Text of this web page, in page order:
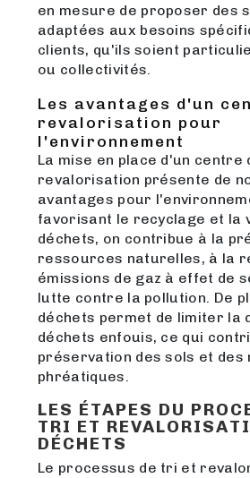
en mesure de proposer des
adaptées aux besoins
clients, qu'ils soient
ou collectivités.
Les avantages d'un
revalorisation pour
l'environnement
La mise en place d'un centre
revalorisation présente de
avantages pour
favorisant le recyclage et la
déchets, on contribue à la
ressources naturelles, à la
émissions de gaz à effet de
lutte contre la pollution. De
déchets permet de limiter la
déchets enfouis, ce qui
préservation des sols et des
phréatiques.
LES ÉTAPES DU
TRI ET
DÉCHETS
Le processus de tri et